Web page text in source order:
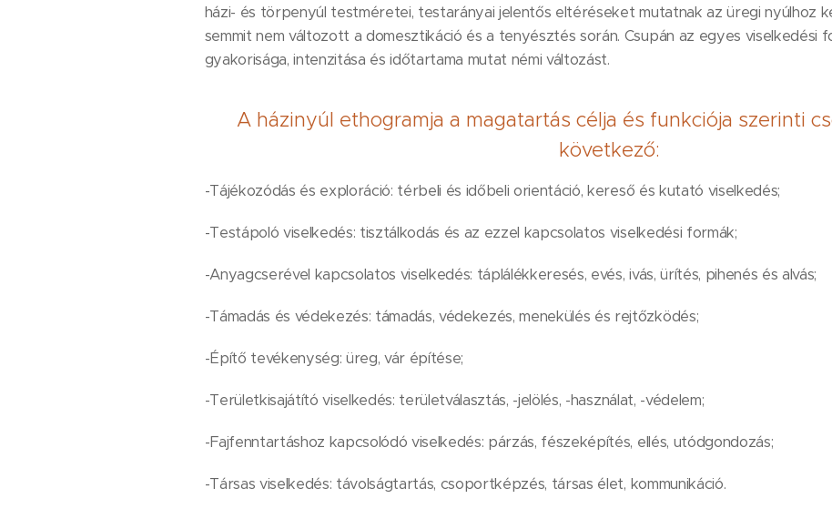
házi- és törpenyúl testméretei, testarányai jelentős eltéréseket mutatnak az üregi nyúlhoz
semmit nem változott a domesztikáció és a tenyésztés során. Csupán az egyes viselkedési
gyakorisága, intenzitása és időtartama mutat némi változást.
A házinyúl ethogramja a magatartás célja és funkciója szerinti
következő:
-Tájékozódás és exploráció: térbeli és időbeli orientáció, kereső és kutató viselkedés;
-Testápoló viselkedés: tisztálkodás és az ezzel kapcsolatos viselkedési formák;
-Anyagcserével kapcsolatos viselkedés: táplálékkeresés, evés, ivás, ürítés, pihenés és alvás;
-Támadás és védekezés: támadás, védekezés, menekülés és rejtőzködés;
-Építő tevékenység: üreg, vár építése;
-Területkisajátító viselkedés: területválasztás, -jelölés, -használat, -védelem;
-Fajfenntartáshoz kapcsolódó viselkedés: párzás, fészeképítés, ellés, utódgondozás;
-Társas viselkedés: távolságtartás, csoportképzés, társas élet, kommunikáció.